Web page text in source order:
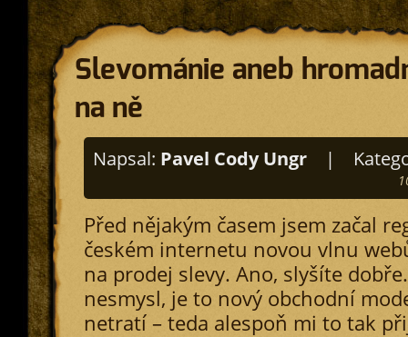
Slevománie aneb
na ně
Napsal: Pavel Cody Ungr |
Před nějakým časem jsem začal
českém internetu novou vlnu
na prodej slevy. Ano, slyšíte
nesmysl, je to nový obchodní
netratí – teda alespoň mi to tak